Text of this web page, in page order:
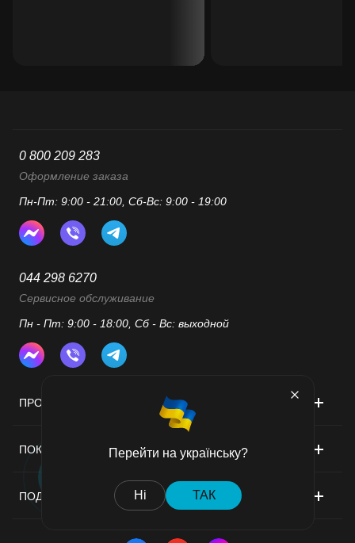
Перейти на українську?
Ні ТАК
ПРОДУКТЫ
ПОКУПАТЕЛЮ
ПОДДЕРЖКА
0 800 209 283
Оформление заказа
Пн-Пт: 9:00 - 21:00, Сб-Вс: 9:00 - 19:00
044 298 6270
Сервисное обслуживание
Пн - Пт: 9:00 - 18:00, Сб - Вс: выходной